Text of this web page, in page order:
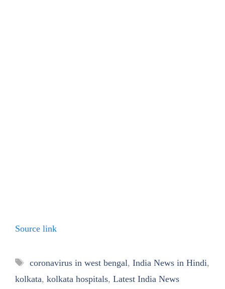
Source link
Tags
coronavirus in west bengal, India News in Hindi,
kolkata, kolkata hospitals, Latest India News